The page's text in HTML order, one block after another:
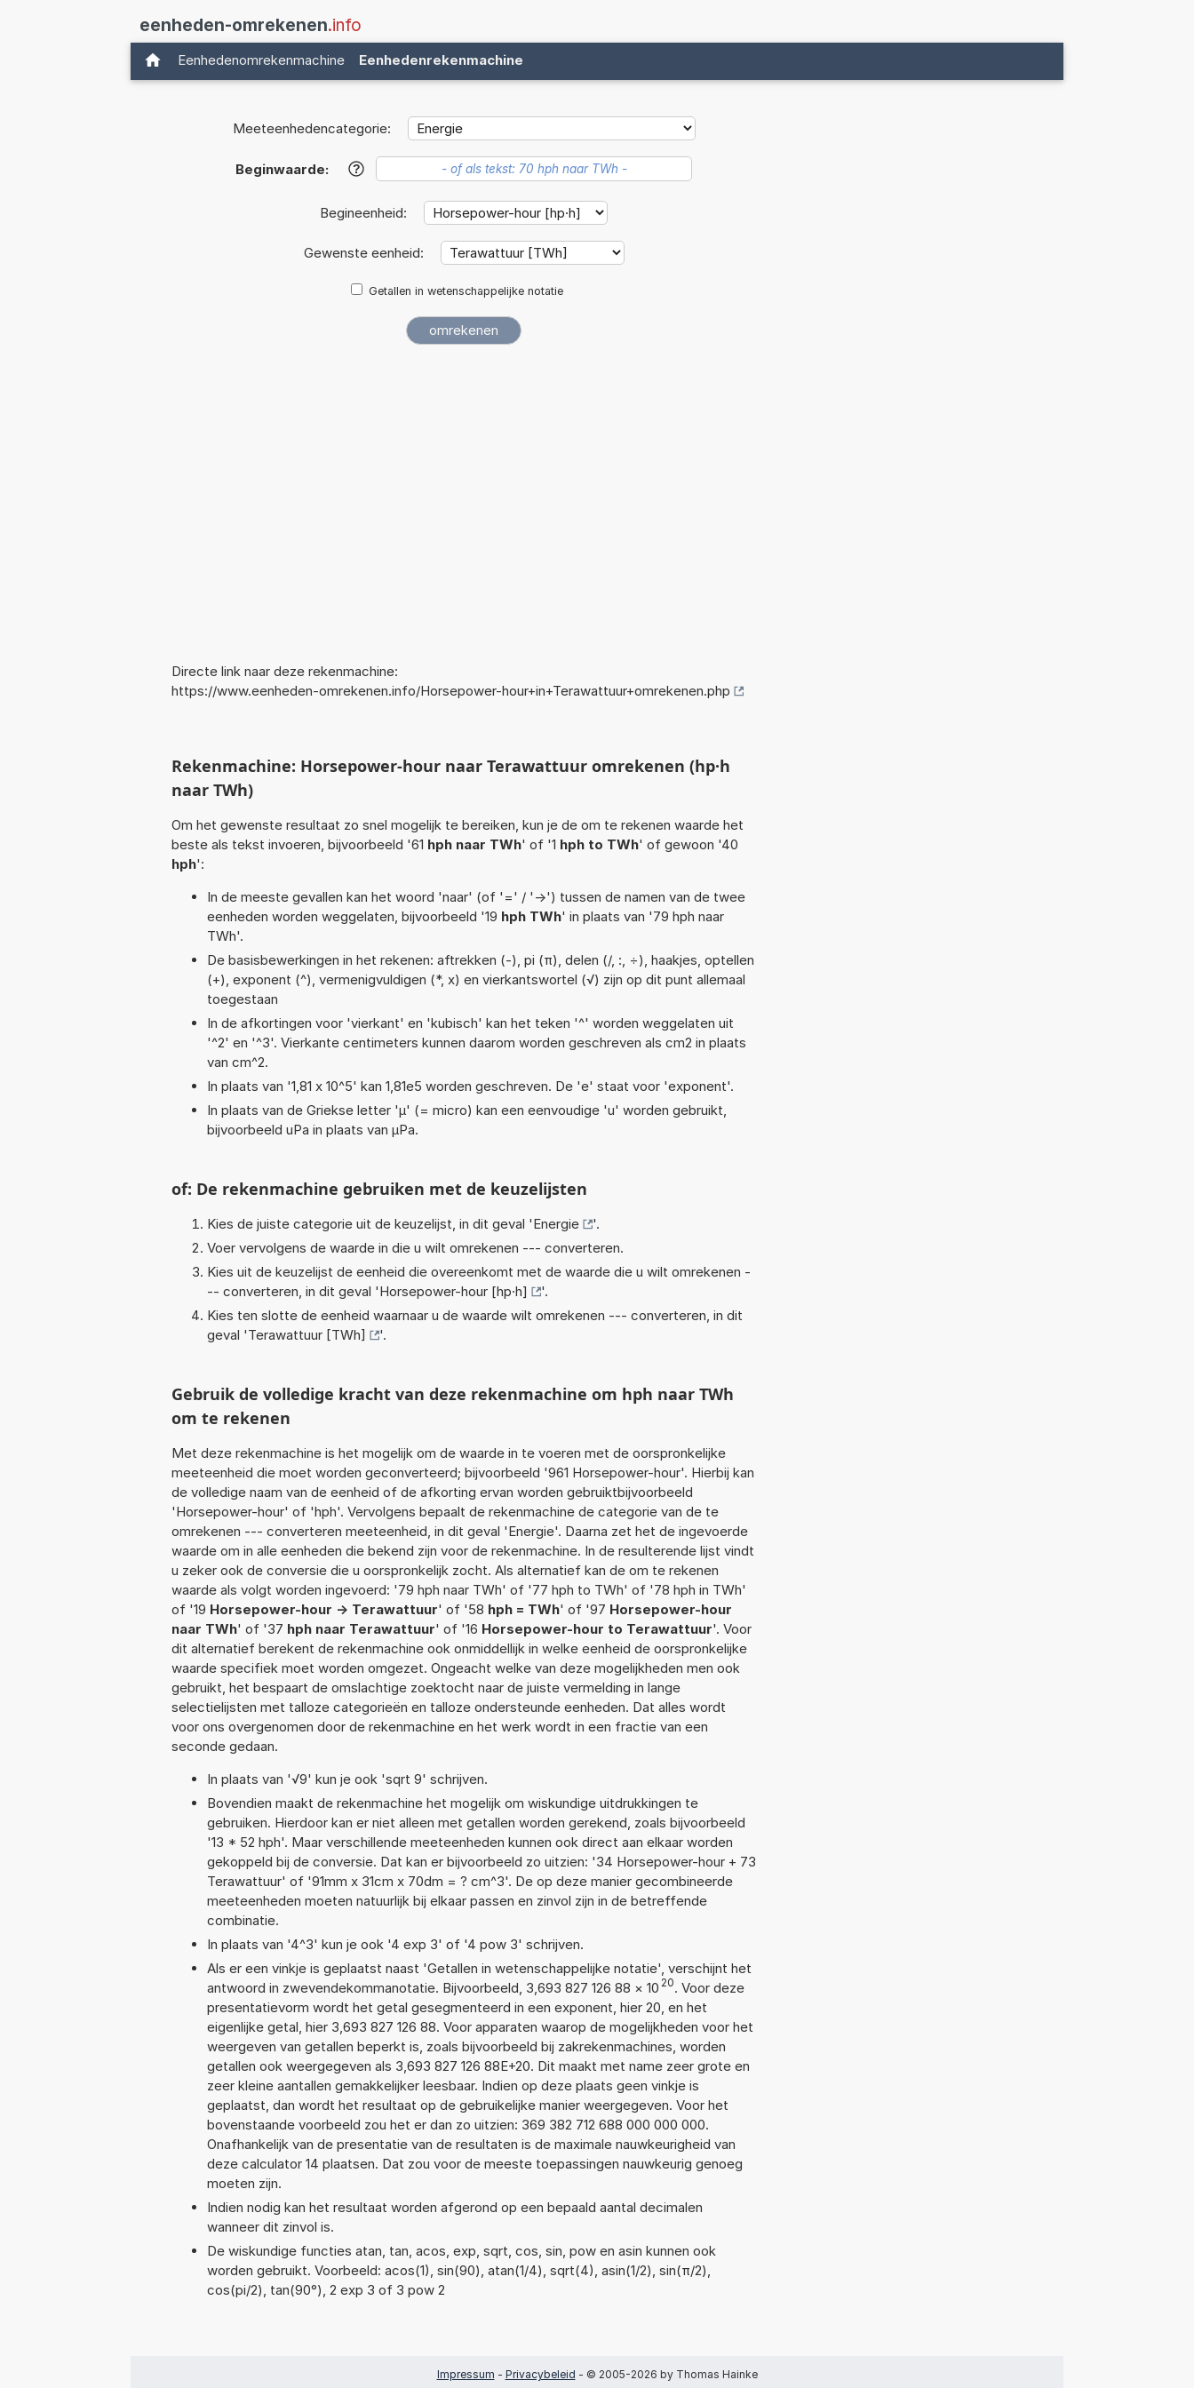
eenheden-omrekenen.info
Eenhedenomrekenmachine Eenhedenrekenmachine
Meeteenhedencategorie:
Beginwaarde: ?
Begineenheid:
Gewenste eenheid:
Getallen in wetenschappelijke notatie
Directe link naar deze rekenmachine:
https://www.eenheden-omrekenen.info/Horsepower-hour+in+Terawattuur+omrekenen.php
Rekenmachine: Horsepower-hour naar Terawattuur omrekenen (hp·h
naar TWh)
Om het gewenste resultaat zo snel mogelijk te bereiken, kun je de om te rekenen waarde het
beste als tekst invoeren, bijvoorbeeld '61 hph naar TWh' of '1 hph to TWh' of gewoon '40
hph':
In de meeste gevallen kan het woord 'naar' (of '=' / '->') tussen de namen van de twee
eenheden worden weggelaten, bijvoorbeeld '19 hph TWh' in plaats van '79 hph naar
TWh'.
De basisbewerkingen in het rekenen: aftrekken (-), pi (π), delen (/, :, ÷), haakjes, optellen
(+), exponent (^), vermenigvuldigen (*, x) en vierkantswortel (√) zijn op dit punt allemaal
toegestaan
In de afkortingen voor 'vierkant' en 'kubisch' kan het teken '^' worden weggelaten uit
'^2' en '^3'. Vierkante centimeters kunnen daarom worden geschreven als cm2 in plaats
van cm^2.
In plaats van '1,81 x 10^5' kan 1,81e5 worden geschreven. De 'e' staat voor 'exponent'.
In plaats van de Griekse letter 'µ' (= micro) kan een eenvoudige 'u' worden gebruikt,
bijvoorbeeld uPa in plaats van µPa.
of: De rekenmachine gebruiken met de keuzelijsten
Kies de juiste categorie uit de keuzelijst, in dit geval 'Energie
'.
Voer vervolgens de waarde in die u wilt omrekenen --- converteren.
Kies uit de keuzelijst de eenheid die overeenkomt met de waarde die u wilt omrekenen -
-- converteren, in dit geval 'Horsepower-hour [hp·h]
'.
Kies ten slotte de eenheid waarnaar u de waarde wilt omrekenen --- converteren, in dit
geval 'Terawattuur [TWh] '.
Gebruik de volledige kracht van deze rekenmachine om hph naar TWh
om te rekenen
Met deze rekenmachine is het mogelijk om de waarde in te voeren met de oorspronkelijke
meeteenheid die moet worden geconverteerd; bijvoorbeeld '961 Horsepower-hour'. Hierbij kan
de volledige naam van de eenheid of de afkorting ervan worden gebruiktbijvoorbeeld
'Horsepower-hour' of 'hph'. Vervolgens bepaalt de rekenmachine de categorie van de te
omrekenen --- converteren meeteenheid, in dit geval 'Energie'. Daarna zet het de ingevoerde
waarde om in alle eenheden die bekend zijn voor de rekenmachine. In de resulterende lijst vindt
u zeker ook de conversie die u oorspronkelijk zocht. Als alternatief kan de om te rekenen
waarde als volgt worden ingevoerd: '79 hph naar TWh' of '77 hph to TWh' of '78 hph in TWh'
of '19 Horsepower-hour -> Terawattuur' of '58 hph = TWh' of '97 Horsepower-hour
naar TWh' of '37 hph naar Terawattuur' of '16 Horsepower-hour to Terawattuur'. Voor
dit alternatief berekent de rekenmachine ook onmiddellijk in welke eenheid de oorspronkelijke
waarde specifiek moet worden omgezet. Ongeacht welke van deze mogelijkheden men ook
gebruikt, het bespaart de omslachtige zoektocht naar de juiste vermelding in lange
selectielijsten met talloze categorieën en talloze ondersteunde eenheden. Dat alles wordt
voor ons overgenomen door de rekenmachine en het werk wordt in een fractie van een
seconde gedaan.
In plaats van '√9' kun je ook 'sqrt 9' schrijven.
Bovendien maakt de rekenmachine het mogelijk om wiskundige uitdrukkingen te
gebruiken. Hierdoor kan er niet alleen met getallen worden gerekend, zoals bijvoorbeeld
'13 * 52 hph'. Maar verschillende meeteenheden kunnen ook direct aan elkaar worden
gekoppeld bij de conversie. Dat kan er bijvoorbeeld zo uitzien: '34 Horsepower-hour + 73
Terawattuur' of '91mm x 31cm x 70dm = ? cm^3'. De op deze manier gecombineerde
meeteenheden moeten natuurlijk bij elkaar passen en zinvol zijn in de betreffende
combinatie.
In plaats van '4^3' kun je ook '4 exp 3' of '4 pow 3' schrijven.
Als er een vinkje is geplaatst naast 'Getallen in wetenschappelijke notatie', verschijnt het
antwoord in zwevendekommanotatie. Bijvoorbeeld, 3,693 827 126 88 × 10 20. Voor deze
presentatievorm wordt het getal gesegmenteerd in een exponent, hier 20, en het
eigenlijke getal, hier 3,693 827 126 88. Voor apparaten waarop de mogelijkheden voor het
weergeven van getallen beperkt is, zoals bijvoorbeeld bij zakrekenmachines, worden
getallen ook weergegeven als 3,693 827 126 88E+20. Dit maakt met name zeer grote en
zeer kleine aantallen gemakkelijker leesbaar. Indien op deze plaats geen vinkje is
geplaatst, dan wordt het resultaat op de gebruikelijke manier weergegeven. Voor het
bovenstaande voorbeeld zou het er dan zo uitzien: 369 382 712 688 000 000 000.
Onafhankelijk van de presentatie van de resultaten is de maximale nauwkeurigheid van
deze calculator 14 plaatsen. Dat zou voor de meeste toepassingen nauwkeurig genoeg
moeten zijn.
Indien nodig kan het resultaat worden afgerond op een bepaald aantal decimalen
wanneer dit zinvol is.
De wiskundige functies atan, tan, acos, exp, sqrt, cos, sin, pow en asin kunnen ook
worden gebruikt. Voorbeeld: acos(1), sin(90), atan(1/4), sqrt(4), asin(1/2), sin(π/2),
cos(pi/2), tan(90°), 2 exp 3 of 3 pow 2
Impressum - Privacybeleid - © 2005-2026 by Thomas Hainke